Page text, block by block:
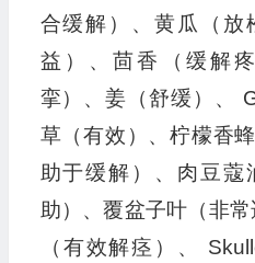
合缓解）、黄瓜（放
益）、茴香（缓解
挛）、姜（舒缓）、
草（有效）、柠檬香
助于缓解）、肉豆
助）、覆盆子叶（非
（有效解痉）、